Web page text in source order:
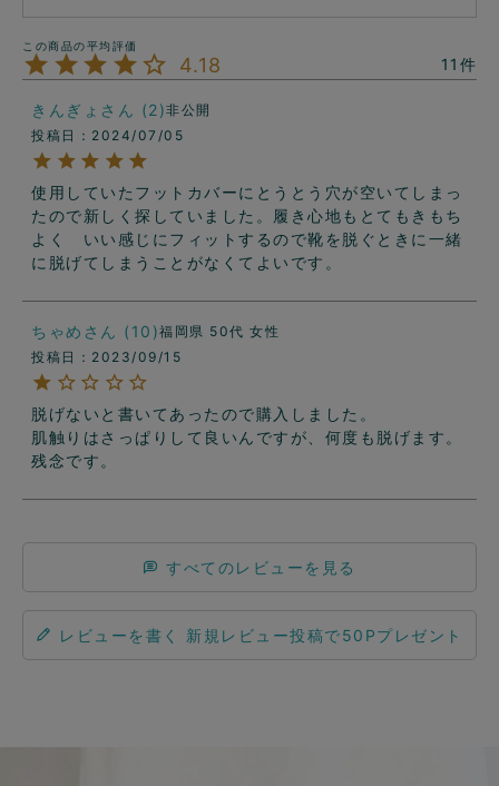
4.18 11
きんぎょ 2 非公開
投稿日
2024/07/05
使用していたフットカバーにとうとう穴が空いてしまっ
たので新しく探していました。履き心地もとてもきもち
よく　いい感じにフィットするので靴を脱ぐときに一緒
に脱げてしまうことがなくてよいです。
ちゃめ 10 福岡県 50代 女性
投稿日
2023/09/15
脱げないと書いてあったので購入しました。
肌触りはさっぱりして良いんですが、何度も脱げます。
残念です。
すべてのレビューを見る
レビューを書く